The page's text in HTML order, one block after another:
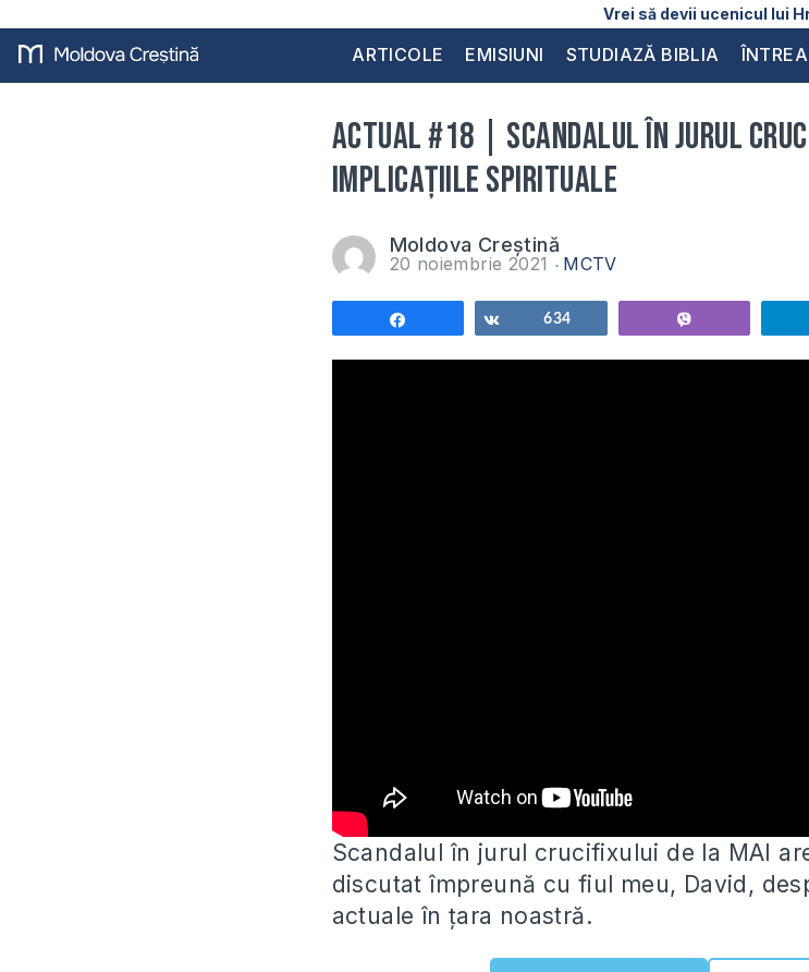
Vrei să devii ucenicul lui
ARTICOLE EMISIUNI STUDIAZĂ BIBLIA
ACTUAL #18 | Scandalul în jurul
implicațiile spirituale
Moldova Creștină
20 noiembrie 2021 MCTV
Share634
Scandalul în jurul crucifixului de la MAI
discutat împreună cu fiul meu, David,
actuale în țara noastră.